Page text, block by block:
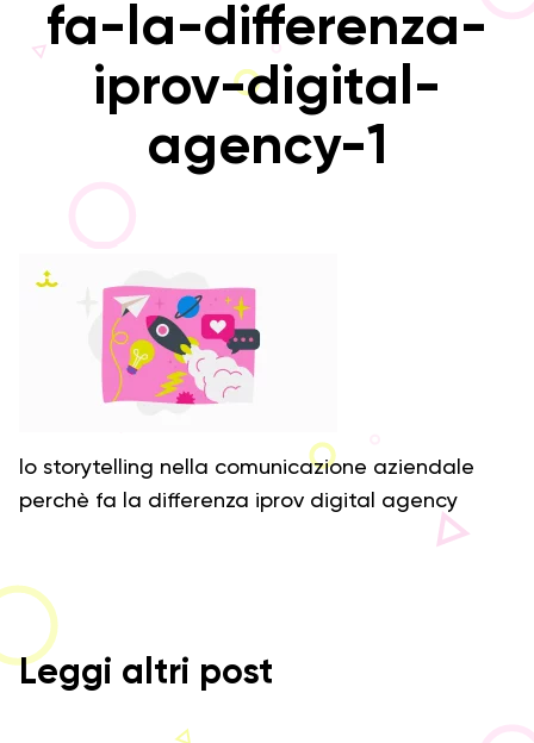
fa-la-differenza-
iprov-digital-
agency-1
lo storytelling nella comunicazione aziendale
perchè fa la differenza iprov digital agency
Leggi altri post